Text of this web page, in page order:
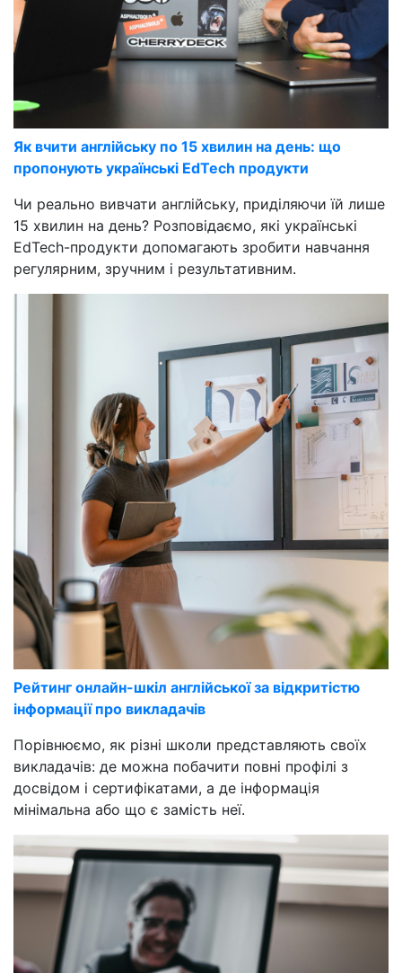
Як вчити англійську по 15 хвилин на день: що
пропонують українські EdTech продукти
Чи реально вивчати англійську, приділяючи їй лише
15 хвилин на день? Розповідаємо, які українські
EdTech-продукти допомагають зробити навчання
регулярним, зручним і результативним.
Рейтинг онлайн-шкіл англійської за відкритістю
інформації про викладачів
Порівнюємо, як різні школи представляють своїх
викладачів: де можна побачити повні профілі з
досвідом і сертифікатами, а де інформація
мінімальна або що є замість неї.